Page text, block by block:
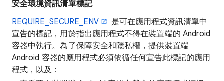
安全環境資訊清單標記
REQUIRE_SECURE_ENV
是可在應用程式資訊清單中
宣告的標記，用於指出應用程式不得在裝置端的 Android
容器中執行。為了保障安全和隱私權，提供裝置端
Android 容器的應用程式必須依循任何宣告此標記的應用
程式，以及：